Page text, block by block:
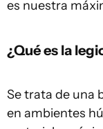
es nuestra
¿Qué es la
Se trata de una
en ambientes